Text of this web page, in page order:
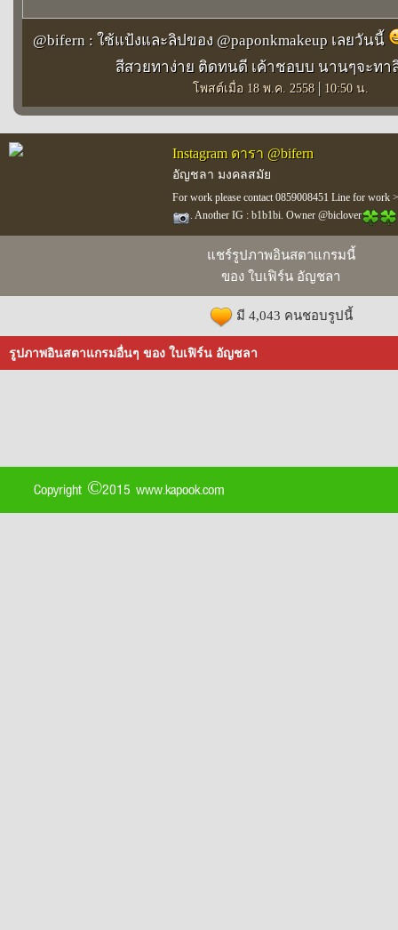
@bifern : ใช้แป้งและลิปของ @paponkmakeup เลยวันนี้
สีสวยทาง่าย ติดทนดี เค้าชอบบ นานๆจะทา
โพสต์เมื่อ 18 พ.ค. 2558 | 10:50 น.
Instagram ดารา @bifern
อัญชลา มงคลสมัย
For work please contact 0859008451 Line for work
. Another IG : b1b1bi. Owner @biclover
แชร์รูปภาพอินสตาแกรมนี้
ของ ใบเฟิร์น อัญชลา
มี 4,043 คนชอบรูปนี้
รูปภาพอินสตาแกรมอื่นๆ ของ ใบเฟิร์น อัญชลา
Copyright ©2015 www.kapook.com